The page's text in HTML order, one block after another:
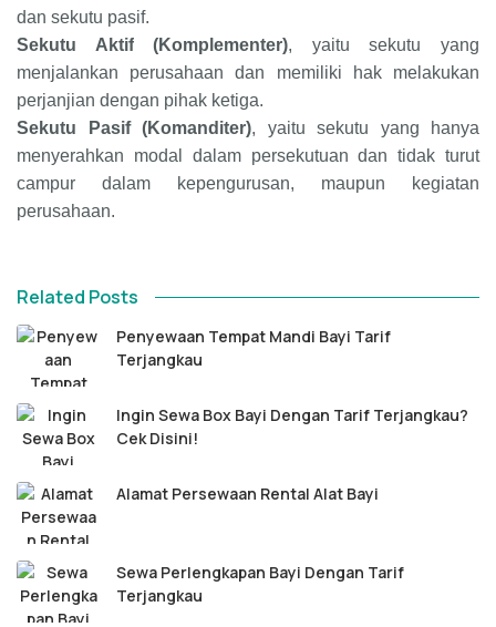
dan sekutu pasif.
Sekutu Aktif
(Komplementer), yaitu sekutu yang
menjalankan perusahaan dan memiliki hak melakukan
perjanjian dengan pihak ketiga.
Sekutu Pasif (Komanditer), yaitu sekutu yang hanya
menyerahkan modal dalam persekutuan dan tidak turut
campur dalam kepengurusan, maupun kegiatan
perusahaan.
Related Posts
Penyewaan Tempat Mandi Bayi Tarif
Terjangkau
Ingin Sewa Box Bayi Dengan Tarif Terjangkau?
Cek Disini!
Alamat Persewaan Rental Alat Bayi
Sewa Perlengkapan Bayi Dengan Tarif
Terjangkau